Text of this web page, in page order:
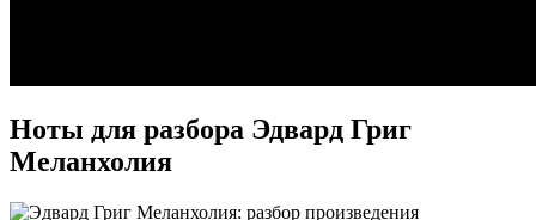
Ноты для разбора Эдвард Григ
Меланхолия